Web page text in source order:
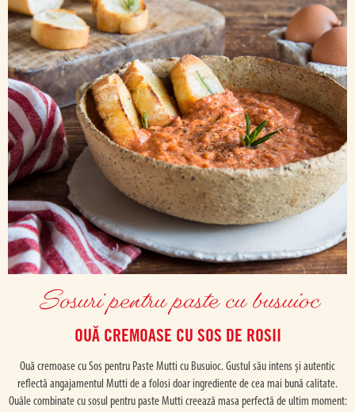
Sosuri pentru paste cu busuioc
OUĂ CREMOASE CU SOS DE ROSII
Ouă cremoase cu Sos pentru Paste Mutti cu Busuioc. Gustul său intens și autentic
reflectă angajamentul Mutti de a folosi doar ingrediente de cea mai bună calitate.
Ouăle combinate cu sosul pentru paste Mutti creează masa perfectă de ultim moment: